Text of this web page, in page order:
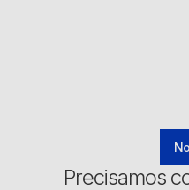
Precisamos